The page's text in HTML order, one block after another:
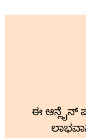
ಈ ಆನ್ಲೈನ್